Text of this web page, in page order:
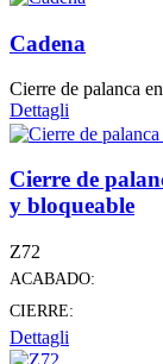
Cadena
Cierre de palanca
Dettagli
Cierre de
y bloqueable
Z72
ACABADO:
CIERRE:
Dettagli